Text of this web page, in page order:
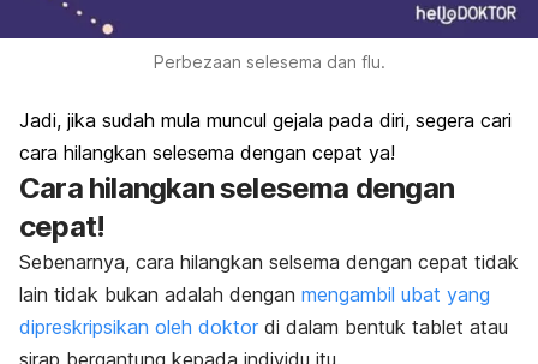
Perbezaan selesema dan flu.
Jadi, jika sudah mula muncul gejala pada diri, segera cari
cara hilangkan selesema dengan cepat ya!
Cara hilangkan selesema dengan
cepat!
Sebenarnya, cara hilangkan selsema dengan cepat tidak
lain tidak bukan adalah dengan mengambil ubat yang
dipreskripsikan oleh doktor di dalam bentuk tablet atau